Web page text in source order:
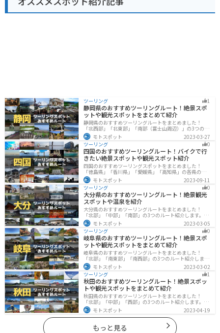
物の加工品や、但馬牛を使ったお菓子などが人気です。
道の駅 あまるべは、美しい景色と美味しいグルメが楽し
ツーリング 1
静岡県のおすすめツーリングルート！絶景スポ
ットや観光スポットをまとめて紹介
静岡県のおすすめツーリングルートをまとめました！
「北西部」「北東部」「南部（富士山周辺）」の3つのル
ート紹介します。富士山を中心に自然豊かな景色や食事
を楽しめるスポットが多数あります。バイクで静岡県に
ツーリングに行く際は参考にしてください。
モトスポット
2023-03-27
ツーリング
0
四国のおすすめツーリングルート！バイクで行
きたい絶景スポットや観光スポット紹介
四国のおすすめツーリングスポットをまとめました！
「徳島県」「香川県」「愛媛県」「高知県」の各県の観
光地紹介します。自然豊かな山々や湖、温泉地が点在
し、四季折々の景色を楽しめるスポットが多数ありま
す。バイクで四国にツーリングに行く際は参考にしてく
ださい。
モトスポット
2023-09-11
ツーリング
0
大分県のおすすめツーリングルート！絶景観光
スポットや温泉を紹介
大分県のおすすめツーリングルートをまとめました！
「北部」「中部」「南部」の3つのルート紹介します。阿
蘇の雄大な自然を満喫できるスポットや温泉を満喫する
ツーリングができます。バイクで大分県にツーリングに
行く際は参考にしてください。
モトスポット
2023-03-05
ツーリング
0
岐阜県のおすすめツーリングルート！絶景スポ
ットや観光スポットをまとめて紹介
岐阜県のおすすめツーリングルートをまとめました！
「北部」「南東部」「南西部」の3つのルート紹介しま
す。自然豊かな山が充実しており、山を生かした施設や
グルメ、絶景スポットなど、自然を満喫するツーリング
ができます。バイクで岐阜県にツーリングに行く際は参
考にしてください。
モトスポット
2023-03-02
ツーリング
1
秋田のおすすめツーリングルート！絶景スポッ
トや観光スポットをまとめて紹介
秋田県のおすすめツーリングルートをまとめました！
「北部」「中部」「西部」の3つのルート紹介します。自
然豊かな山々や湖、温泉地が点在し、四季折々の景色を
楽しめるスポットが多数あります。バイクで秋田県にツ
ーリングに行く際は参考にしてください。
モトスポット 2023-04-19
もっと見る